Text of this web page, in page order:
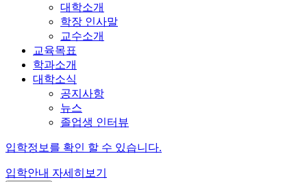
대학소개
학장 인사말
교수소개
교육목표
학과소개
대학소식
공지사항
뉴스
졸업생 인터뷰
입학정보를 확인 할 수 있습니다.
입학안내 자세히보기